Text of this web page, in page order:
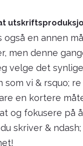
også en annen
men denne
velge det
som vi & rsquo;
en kortere
og fokusere på
skriver &